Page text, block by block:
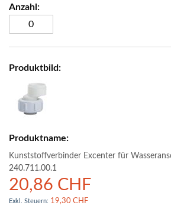
Kunststoffverbinder Excenter für
240.711.00.1
20,86 CHF
19,30 CHF